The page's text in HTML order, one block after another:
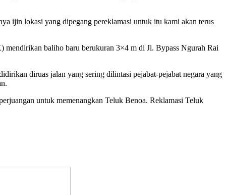
ijin lokasi yang dipegang pereklamasi untuk itu kami akan terus
mendirikan baliho baru berukuran 3×4 m di Jl. Bypass Ngurah Rai
diruas jalan yang sering dilintasi pejabat-pejabat negara yang
untuk memenangkan Teluk Benoa. Reklamasi Teluk